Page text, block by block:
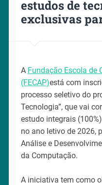
estudos de
exclusivas
A Fundação Escola de
(FECAP)está com
processo seletivo do
Tecnologia”, que vai
estudo integrais
no ano letivo de 2026,
Análise e
da Computação.
A iniciativa tem como